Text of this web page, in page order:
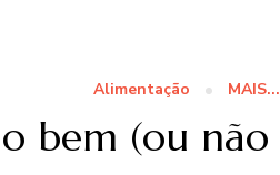
Alimentação MAIS...
bem (ou